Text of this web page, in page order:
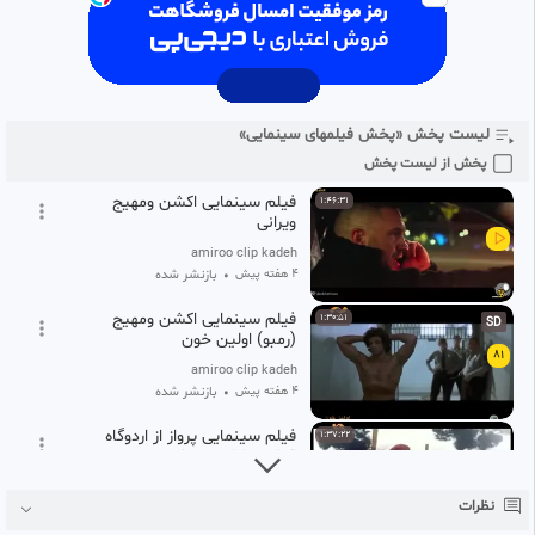
لیست پخش «پخش فیلمهای سینمایی»
پخش از لیست پخش
amiroo clip kadeh
۴ هفته پیش • بازنشر شده
1:48:56 سینمایی استریکس پادشاه میانه
amiroo clip kadeh
1:46:31
فیلم سینمایی اکشن ومهیج
ویرانی
amiroo clip kadeh
۴ هفته پیش • بازنشر شده
81
1:30:51 SD
فیلم سینمایی اکشن ومهیج
(رمبو) اولین خون
amiroo clip kadeh
۴ هفته پیش • بازنشر شده
1:37:22
فیلم سینمایی پرواز از اردوگاه
اکشن بابازی جمشید
نظرات